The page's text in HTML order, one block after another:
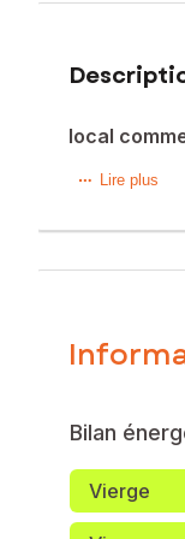
local
ans l'hyper
Superbe
Les
Prix de
Prix de
Lire plus
Bilan
Vierge